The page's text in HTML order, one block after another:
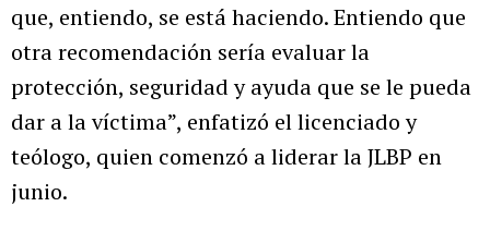
que, entiendo, se está haciendo. Entiendo que
otra recomendación sería evaluar la
protección, seguridad y ayuda que se le pueda
dar a la víctima”, enfatizó el licenciado y
teólogo, quien comenzó a liderar la JLBP en
junio.